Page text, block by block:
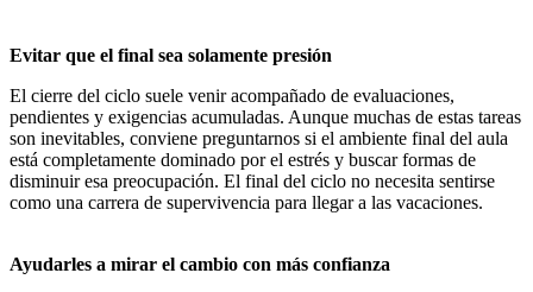
Evitar que el final sea solamente presión
El cierre del ciclo suele venir acompañado de evaluaciones,
pendientes y exigencias acumuladas. Aunque muchas de estas tareas
son inevitables, conviene preguntarnos si el ambiente final del aula
está completamente dominado por el estrés y buscar formas de
disminuir esa preocupación. El final del ciclo no necesita sentirse
como una carrera de supervivencia para llegar a las vacaciones.
Ayudarles a mirar el cambio con más confianza